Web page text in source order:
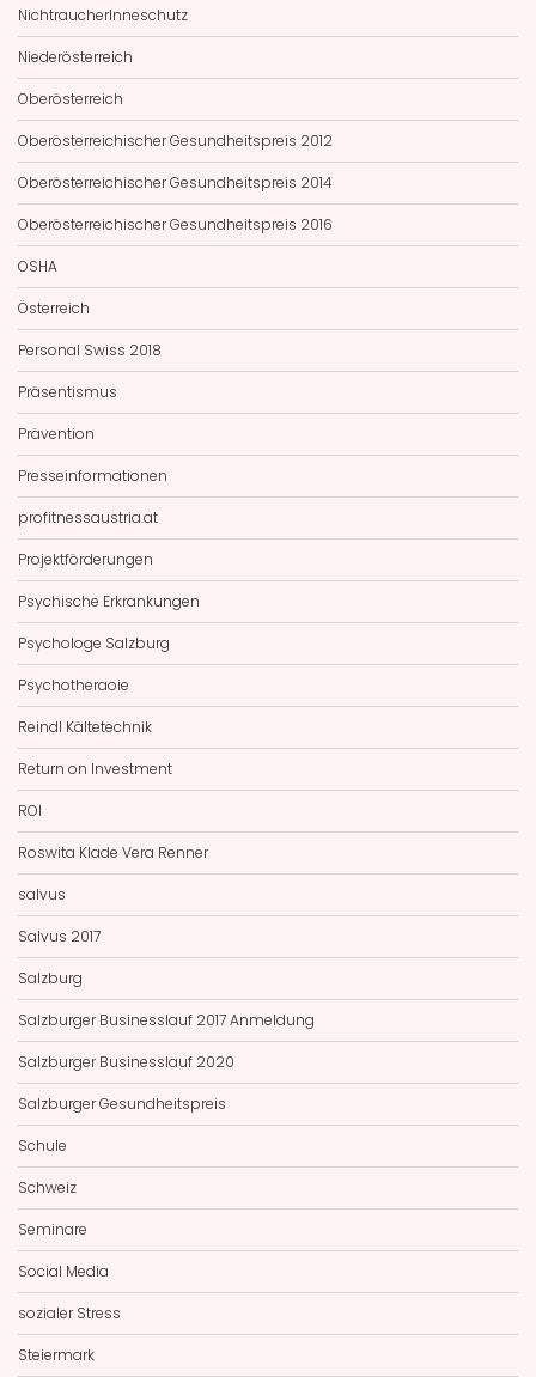
NichtraucherInneschutz
Niederösterreich
Oberösterreich
Oberösterreichischer Gesundheitspreis 2012
Oberösterreichischer Gesundheitspreis 2014
Oberösterreichischer Gesundheitspreis 2016
OSHA
Österreich
Personal Swiss 2018
Präsentismus
Prävention
Presseinformationen
profitnessaustria.at
Projektförderungen
Psychische Erkrankungen
Psychologe Salzburg
Psychotheraoie
Reindl Kältetechnik
Return on Investment
ROI
Roswita Klade Vera Renner
salvus
Salvus 2017
Salzburg
Salzburger Businesslauf 2017 Anmeldung
Salzburger Businesslauf 2020
Salzburger Gesundheitspreis
Schule
Schweiz
Seminare
Social Media
sozialer Stress
Steiermark